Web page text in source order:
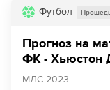
Футбол
Прогноз на
ФК - Хьюстон
МЛС 2023